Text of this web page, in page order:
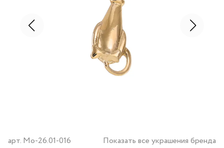
арт. Mo-26.01-016 Показать все украшения бренда